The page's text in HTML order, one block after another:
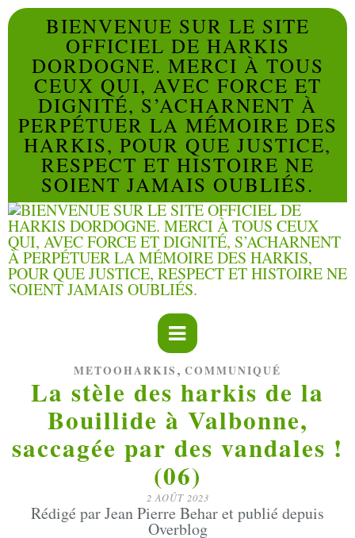
BIENVENUE SUR LE SITE
OFFICIEL DE HARKIS
DORDOGNE. MERCI À TOUS
CEUX QUI, AVEC FORCE ET
DIGNITÉ, S’ACHARNENT À
PERPÉTUER LA MÉMOIRE DES
HARKIS, POUR QUE JUSTICE,
RESPECT ET HISTOIRE NE
SOIENT JAMAIS OUBLIÉS.
METOOHARKIS , COMMUNIQUÉ
La stèle des harkis de la
Bouillide à Valbonne,
saccagée par des vandales !
(06)
2 AOÛT 2023
Rédigé par Jean Pierre Behar et publié depuis
Overblog